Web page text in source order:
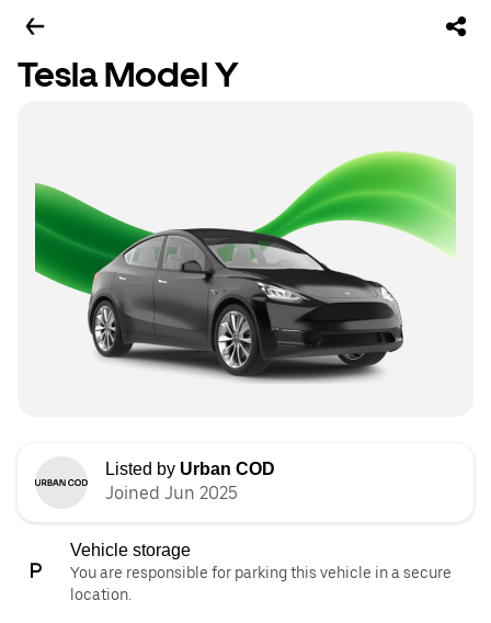
Tesla Model Y
Listed by Urban COD
Joined Jun 2025
Vehicle storage
You are responsible for parking this vehicle in a secure
location.